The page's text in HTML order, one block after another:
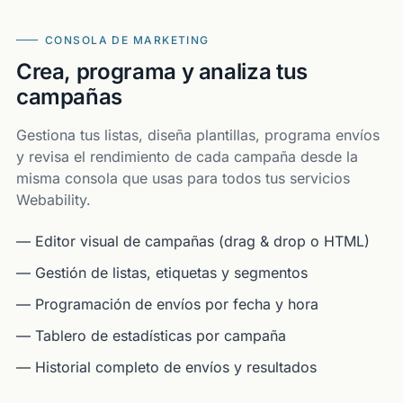
CONSOLA DE MARKETING
Crea, programa y analiza tus
campañas
Gestiona tus listas, diseña plantillas, programa envíos
y revisa el rendimiento de cada campaña desde la
misma consola que usas para todos tus servicios
Webability.
— Editor visual de campañas (drag & drop o HTML)
— Gestión de listas, etiquetas y segmentos
— Programación de envíos por fecha y hora
— Tablero de estadísticas por campaña
— Historial completo de envíos y resultados